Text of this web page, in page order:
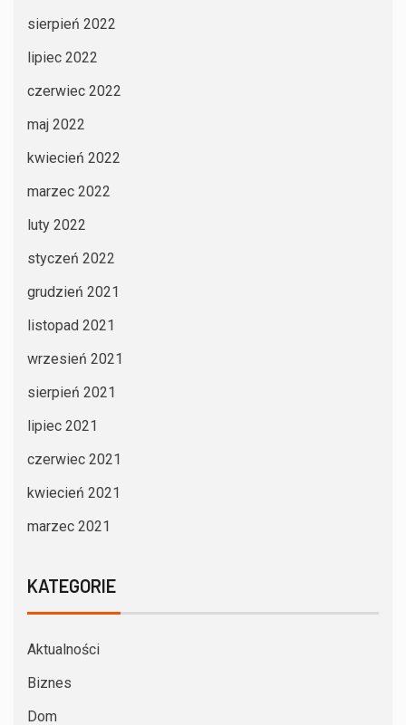
sierpień 2022
lipiec 2022
czerwiec 2022
maj 2022
kwiecień 2022
marzec 2022
luty 2022
styczeń 2022
grudzień 2021
listopad 2021
wrzesień 2021
sierpień 2021
lipiec 2021
czerwiec 2021
kwiecień 2021
marzec 2021
KATEGORIE
Aktualności
Biznes
Dom